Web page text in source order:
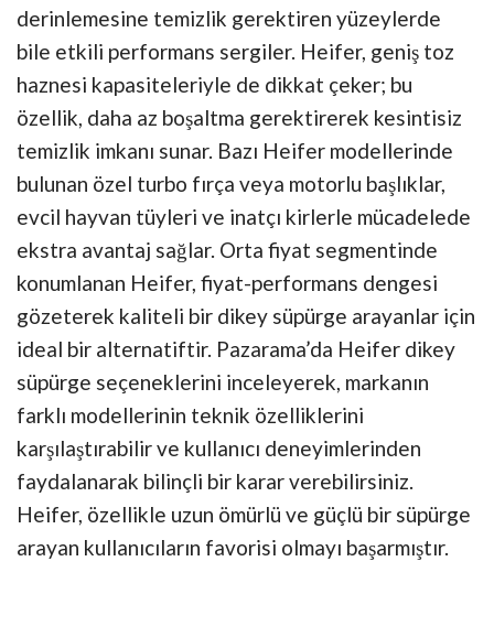
derinlemesine temizlik gerektiren yüzeylerde
bile etkili performans sergiler. Heifer, geniş toz
haznesi kapasiteleriyle de dikkat çeker; bu
özellik, daha az boşaltma gerektirerek kesintisiz
temizlik imkanı sunar. Bazı Heifer modellerinde
bulunan özel turbo fırça veya motorlu başlıklar,
evcil hayvan tüyleri ve inatçı kirlerle mücadelede
ekstra avantaj sağlar. Orta fiyat segmentinde
konumlanan Heifer, fiyat-performans dengesi
gözeterek kaliteli bir dikey süpürge arayanlar için
ideal bir alternatiftir. Pazarama’da Heifer dikey
süpürge seçeneklerini inceleyerek, markanın
farklı modellerinin teknik özelliklerini
karşılaştırabilir ve kullanıcı deneyimlerinden
faydalanarak bilinçli bir karar verebilirsiniz.
Heifer, özellikle uzun ömürlü ve güçlü bir süpürge
arayan kullanıcıların favorisi olmayı başarmıştır.